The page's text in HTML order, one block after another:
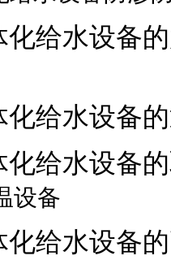
给水设备
给水设备
给水设备
设备
给水设备